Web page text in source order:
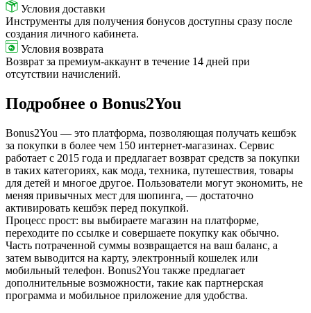
Условия доставки
Инструменты для получения бонусов доступны сразу после
создания личного кабинета.
Условия возврата
Возврат за премиум-аккаунт в течение 14 дней при
отсутствии начислений.
Подробнее о Bonus2You
Bonus2You — это платформа, позволяющая получать кешбэк
за покупки в более чем 150 интернет-магазинах. Сервис
работает с 2015 года и предлагает возврат средств за покупки
в таких категориях, как мода, техника, путешествия, товары
для детей и многое другое. Пользователи могут экономить, не
меняя привычных мест для шопинга, — достаточно
активировать кешбэк перед покупкой.
Процесс прост: вы выбираете магазин на платформе,
переходите по ссылке и совершаете покупку как обычно.
Часть потраченной суммы возвращается на ваш баланс, а
затем выводится на карту, электронный кошелек или
мобильный телефон. Bonus2You также предлагает
дополнительные возможности, такие как партнерская
программа и мобильное приложение для удобства.